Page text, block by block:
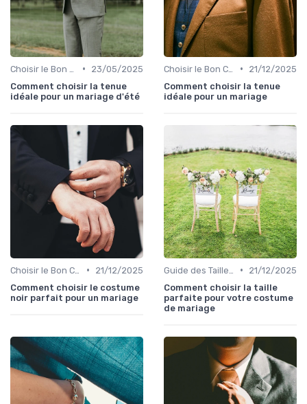
•
23/05/2025
Comment choisir la tenue
idéale pour un mariage d'été
•
21/12/2025
Comment choisir la tenue
idéale pour un mariage
•
21/12/2025
Comment choisir le costume
noir parfait pour un mariage
•
21/12/2025
Comment choisir la taille
parfaite pour votre costume
de mariage